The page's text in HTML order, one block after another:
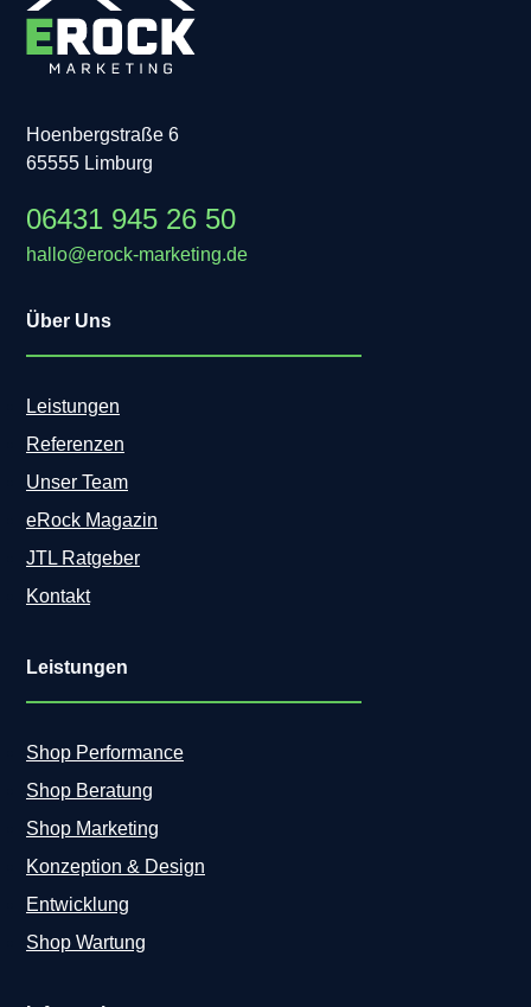
Hoenbergstraße 6
65555 Limburg
06431 945 26 50
hallo@erock-marketing.de
Über Uns
Leistungen
Referenzen
Unser Team
eRock Magazin
JTL Ratgeber
Kontakt
Leistungen
Shop Performance
Shop Beratung
Shop Marketing
Konzeption & Design
Entwicklung
Shop Wartung